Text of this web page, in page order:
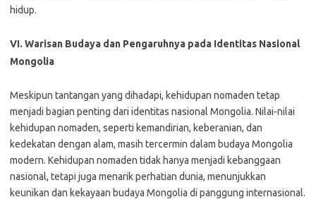
hidup.
VI. Warisan Budaya dan Pengaruhnya pada Identitas Nasional
Mongolia
Meskipun tantangan yang dihadapi, kehidupan nomaden tetap
menjadi bagian penting dari identitas nasional Mongolia. Nilai-nilai
kehidupan nomaden, seperti kemandirian, keberanian, dan
kedekatan dengan alam, masih tercermin dalam budaya Mongolia
modern. Kehidupan nomaden tidak hanya menjadi kebanggaan
nasional, tetapi juga menarik perhatian dunia, menunjukkan
keunikan dan kekayaan budaya Mongolia di panggung internasional.